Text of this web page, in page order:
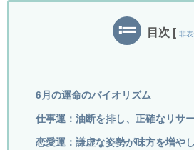
目次 [ 非
6月の運命のバイオリズム
仕事運：油断を排し、正確なリサ
恋愛運：謙虚な姿勢が味方を増や